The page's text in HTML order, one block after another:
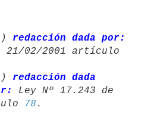
redacción dada por:
redacción dada
Ley Nº 17.243 de
78